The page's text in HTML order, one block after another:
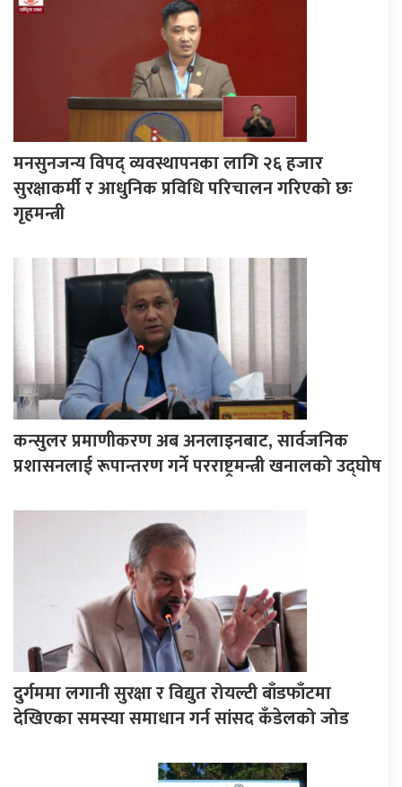
मनसुनजन्य विपद् व्यवस्थापनका लागि २६ हजार
सुरक्षाकर्मी र आधुनिक प्रविधि परिचालन गरिएको छः
गृहमन्त्री
कन्सुलर प्रमाणीकरण अब अनलाइनबाट, सार्वजनिक
प्रशासनलाई रूपान्तरण गर्ने परराष्ट्रमन्त्री खनालको उद्घोष
दुर्गममा लगानी सुरक्षा र विद्युत रोयल्टी बाँडफाँटमा
देखिएका समस्या समाधान गर्न सांसद कँडेलको जोड